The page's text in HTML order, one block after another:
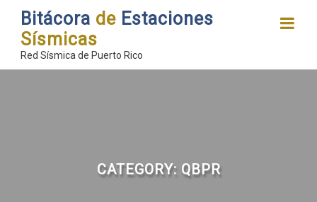
Bitácora de Estaciones
Sísmicas
Red Sísmica de Puerto Rico
CATEGORY: QBPR